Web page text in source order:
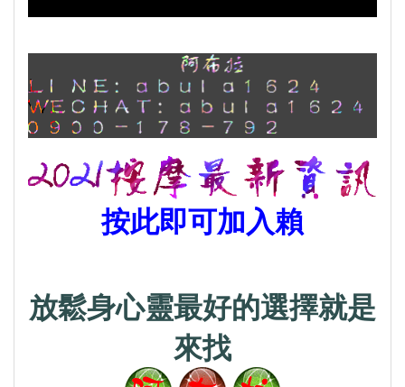
按此即可加入賴
放鬆身心靈最好的選擇就是
來找